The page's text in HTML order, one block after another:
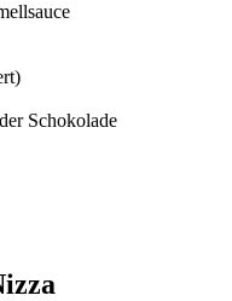
Schokolade